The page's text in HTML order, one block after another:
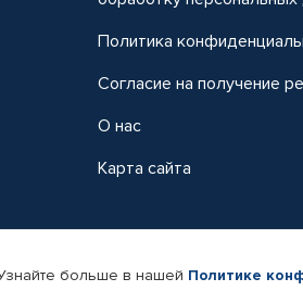
Политика
Согласие на получение
О нас
Карта сайта
Автопрофи.
больше в нашей Политике